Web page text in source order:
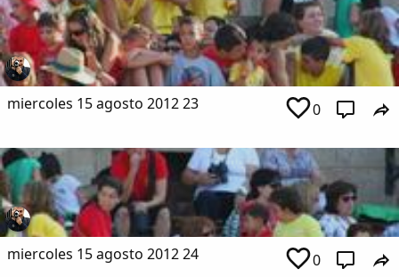
miercoles 15 agosto 2012 23 0
miercoles 15 agosto 2012 24 0